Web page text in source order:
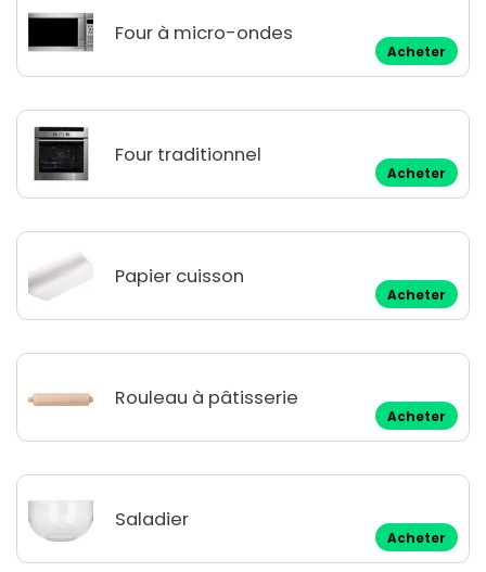
Four à micro-ondes
Acheter
Four traditionnel
Acheter
Papier cuisson
Acheter
Rouleau à pâtisserie
Acheter
Saladier
Acheter